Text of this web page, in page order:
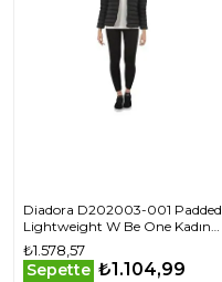
Diadora D202003-001 Padded
Lightweight W Be One Kadın
Mont
₺1.578,57
Sepette ₺1.104,99